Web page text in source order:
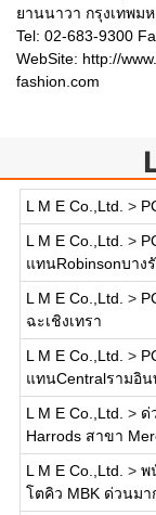
ยานนาวา กรุงเทพม
Tel: 02-683-9300
WebSite: http://
fashion.com
L M E Co.,Ltd. >
L M E Co.,Ltd. >
แทนRobinsonบาง
L M E Co.,Ltd. >
ฉะเชิงเทรา
L M E Co.,Ltd. >
แทนCentralรามอิ
L M E Co.,Ltd. > ด่
Harrods สาขา
L M E Co.,Ltd. > พ
โตคิว MBK ด่วนมา